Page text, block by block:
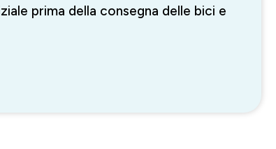
prima della consegna delle bici e